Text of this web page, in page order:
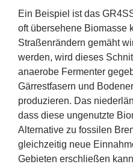
Ein Beispiel ist das GR4
oft übersehene Biomasse
Straßenrändern gemäht
werden, wird dieses
anaerobe Fermenter
Gärrestfasern und
produzieren. Das
dass diese ungenutzte
Alternative zu fossilen
gleichzeitig neue
Gebieten erschließen